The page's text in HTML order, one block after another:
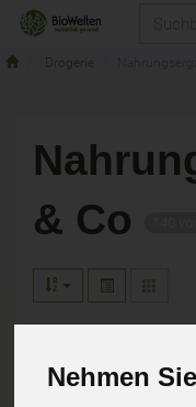
Nehmen
Drogerie
& Co